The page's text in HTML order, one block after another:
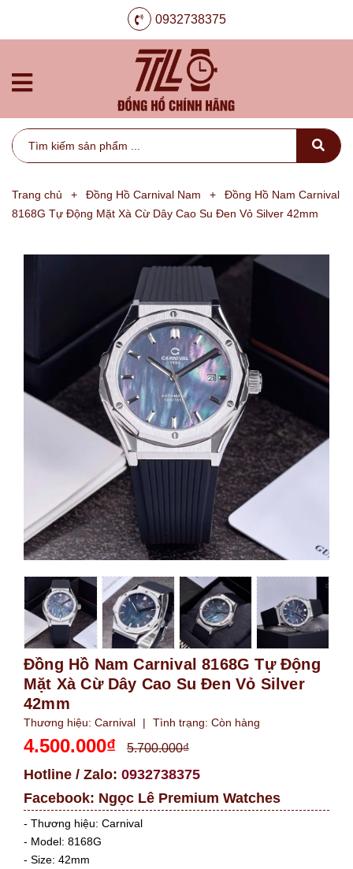
0932738375
Trang chủ + Đồng Hồ Carnival Nam +
Đồng Hồ Nam Carnival
8168G Tự Động Mặt Xà Cừ Dây Cao Su Đen Vỏ Silver 42mm
Đồng Hồ Nam Carnival 8168G Tự Động
Mặt Xà Cừ Dây Cao Su Đen Vỏ Silver
42mm
Thương hiệu: Carnival | Tình trạng: Còn hàng
4.500.000₫ 5.700.000₫
Hotline / Zalo: 0932738375
Facebook: Ngọc Lê Premium Watches
- Thương hiệu: Carnival
- Model: 8168G
- Size: 42mm